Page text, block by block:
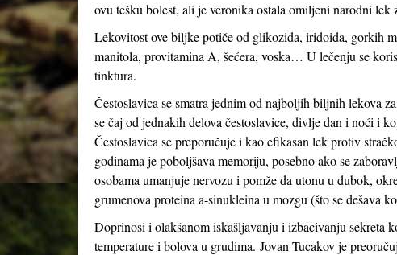
ovu tešku bolest, ali je veronika ostala omiljeni narodni
Lekovitost ove biljke potiče od glikozida, iridoida, gorkih
manitola, provitamina A, šećera, voska… U lečenju se
tinktura.
Čestoslavica se smatra jednim od najboljih biljnih lekova
se čaj od jednakih delova čestoslavice, divlje dan i noći i
Čestoslavica se preporučuje i kao efikasan lek protiv
godinama je poboljšava memoriju, posebno ako se
osobama umanjuje nervozu i pomže da utonu u dubok,
grumenova proteina a-sinukleina u mozgu (što se dešava
Doprinosi i olakšanom iskašljavanju i izbacivanju sekreta
temperature i bolova u grudima. Jovan Tucakov je